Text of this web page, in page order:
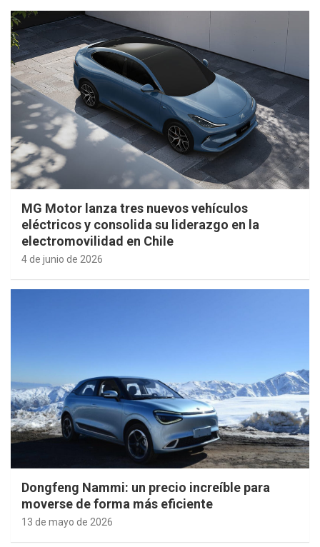
MG Motor lanza tres nuevos vehículos
eléctricos y consolida su liderazgo en la
electromovilidad en Chile
4 de junio de 2026
Dongfeng Nammi: un precio increíble para
moverse de forma más eficiente
13 de mayo de 2026